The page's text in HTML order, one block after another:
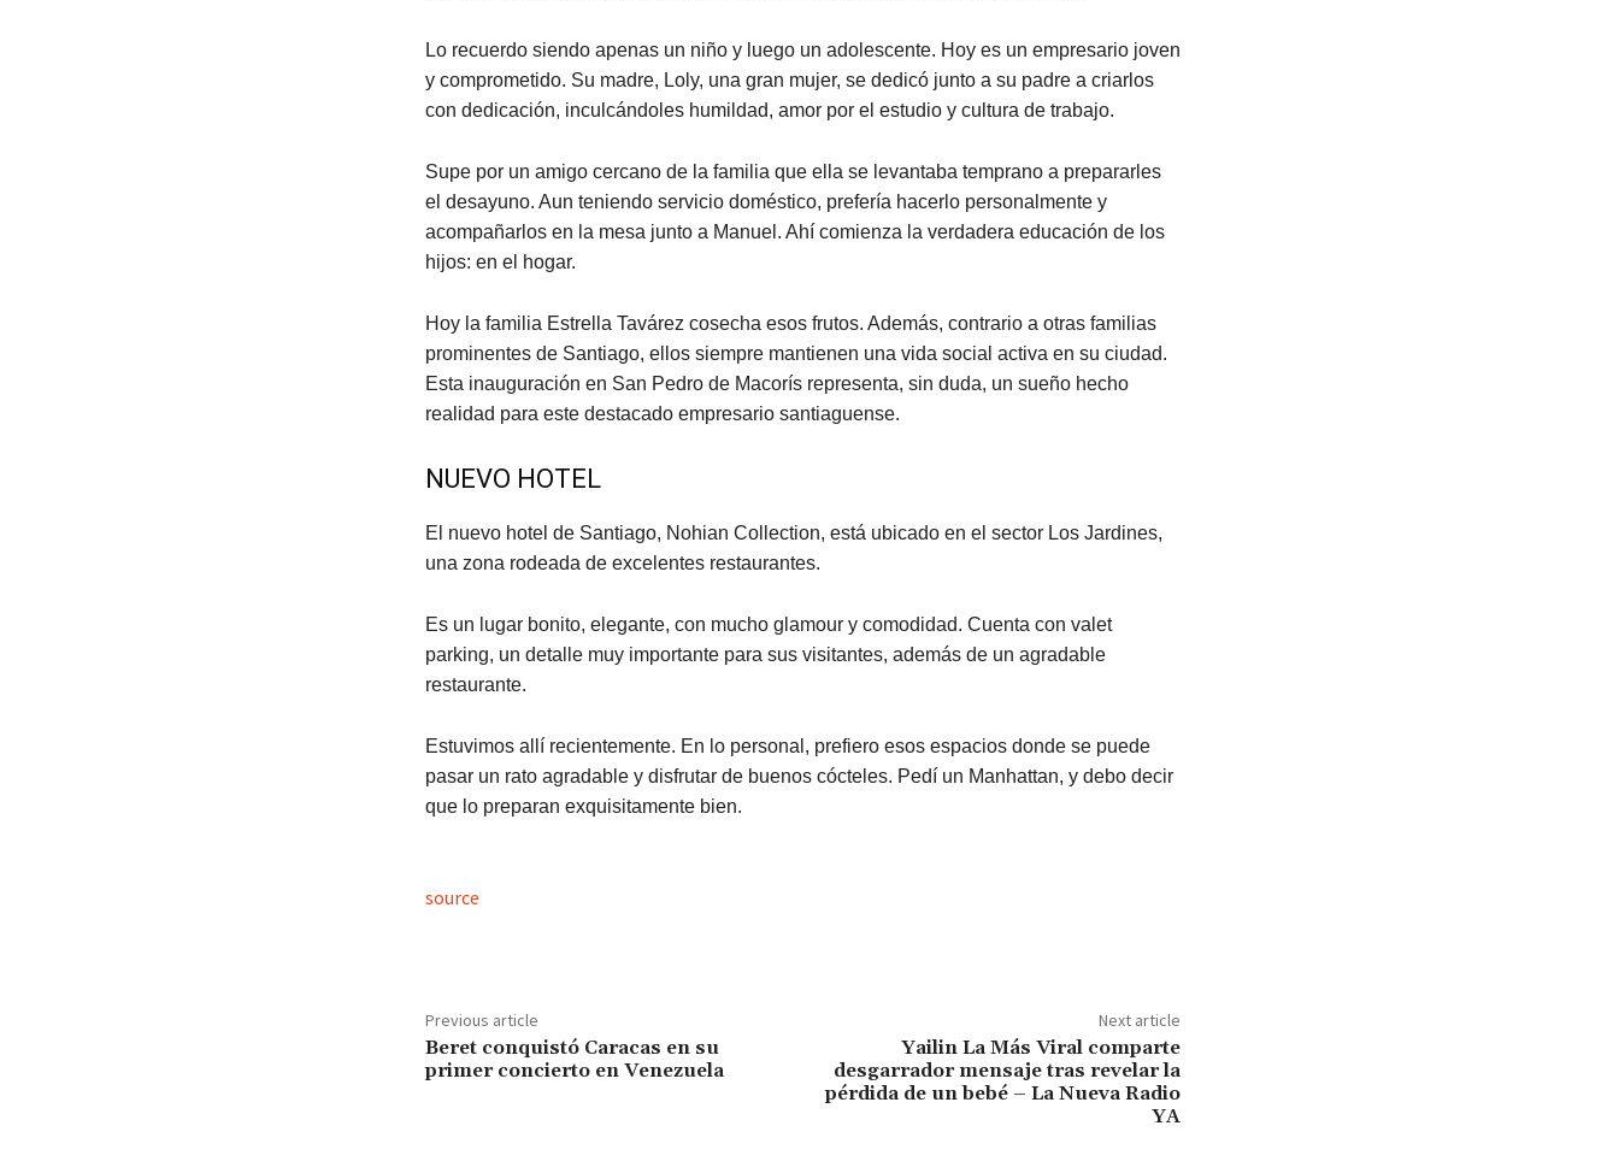
Lo recuerdo siendo apenas un niño y luego un adolescente. Hoy es un empresario joven
y comprometido. Su madre, Loly, una gran mujer, se dedicó junto a su padre a criarlos
con dedicación, inculcándoles humildad, amor por el estudio y cultura de trabajo.
Supe por un amigo cercano de la familia que ella se levantaba temprano a prepararles
el desayuno. Aun teniendo servicio doméstico, prefería hacerlo personalmente y
acompañarlos en la mesa junto a Manuel. Ahí comienza la verdadera educación de los
hijos: en el hogar.
Hoy la familia Estrella Tavárez cosecha esos frutos. Además, contrario a otras familias
prominentes de Santiago, ellos siempre mantienen una vida social activa en su ciudad.
Esta inauguración en San Pedro de Macorís representa, sin duda, un sueño hecho
realidad para este destacado empresario santiaguense.
NUEVO HOTEL
El nuevo hotel de Santiago, Nohian Collection, está ubicado en el sector Los Jardines,
una zona rodeada de excelentes restaurantes.
Es un lugar bonito, elegante, con mucho glamour y comodidad. Cuenta con valet
parking, un detalle muy importante para sus visitantes, además de un agradable
restaurante.
Estuvimos allí recientemente. En lo personal, prefiero esos espacios donde se puede
pasar un rato agradable y disfrutar de buenos cócteles. Pedí un Manhattan, y debo decir
que lo preparan exquisitamente bien.
source
Previous article
Beret conquistó Caracas en su
primer concierto en Venezuela
Next article
Yailin La Más Viral comparte
desgarrador mensaje tras revelar la
pérdida de un bebé – La Nueva Radio
YA